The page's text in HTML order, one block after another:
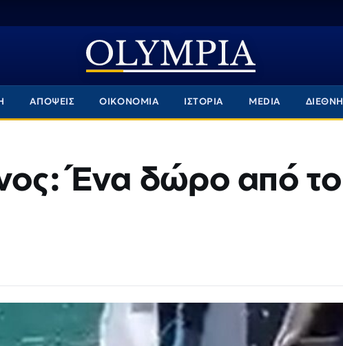
ΑΠΟΨΕΙΣ ΟΙΚΟΝΟΜΙΑ ΙΣΤΟΡΙΑ MEDIA ΔΙΕΘΝΗ
Ένα δώρο από το